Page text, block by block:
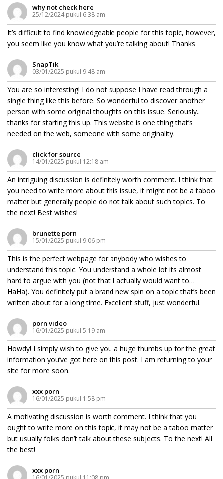
why not check here
25/12/2024 pukul 6:38 am
It’s difficult to find knowledgeable people for this topic, however,
you seem like you know what you’re talking about! Thanks
SnapTik
03/01/2025 pukul 9:48 am
You are so interesting! I do not suppose I have read through a
single thing like this before. So wonderful to discover another
person with some original thoughts on this issue. Seriously..
thanks for starting this up. This website is one thing that’s
needed on the web, someone with some originality.
click for source
14/01/2025 pukul 12:18 am
An intriguing discussion is definitely worth comment. I think that
you need to write more about this issue, it might not be a taboo
matter but generally people do not talk about such topics. To
the next! Best wishes!
brunette porn
15/01/2025 pukul 9:06 pm
This is the perfect webpage for anybody who wishes to
understand this topic. You understand a whole lot its almost
hard to argue with you (not that I actually would want to…
HaHa). You definitely put a brand new spin on a topic that’s been
written about for a long time. Excellent stuff, just wonderful.
porn video
16/01/2025 pukul 5:19 am
Howdy! I simply wish to give you a huge thumbs up for the great
information you’ve got here on this post. I am returning to your
site for more soon.
xxx porn
16/01/2025 pukul 1:58 pm
A motivating discussion is worth comment. I think that you
ought to write more on this topic, it may not be a taboo matter
but usually folks don’t talk about these subjects. To the next! All
the best!
xxx porn
16/01/2025 pukul 11:08 pm